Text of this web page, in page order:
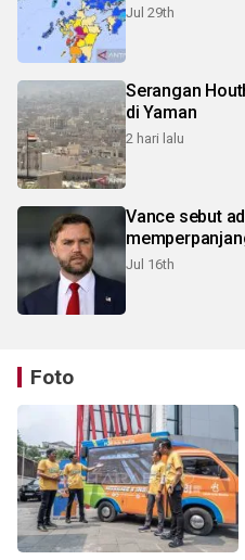
Jul 29th
Serangan
di Yaman
2 hari lalu
Vance sebut
Jul 16th
Foto